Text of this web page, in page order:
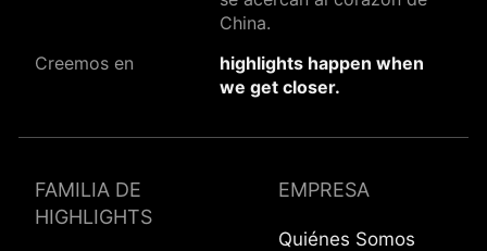
China.
Creemos en
highlights happen when
we get closer.
FAMILIA DE
HIGHLIGHTS
EMPRESA
Quiénes Somos